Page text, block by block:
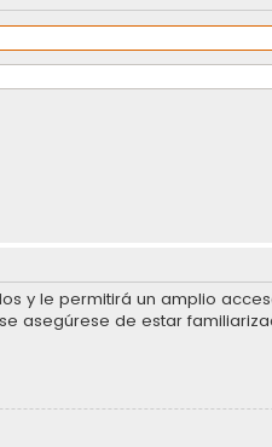
y le permitirá un amplio
asegúrese de estar